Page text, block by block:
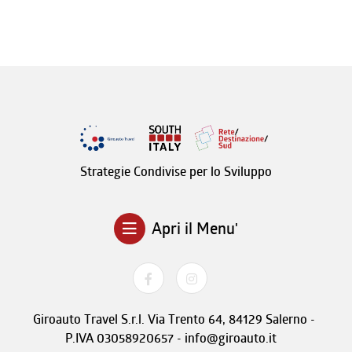
Strategie Condivise per lo Sviluppo
Apri il Menu'
Giroauto Travel S.r.l. Via Trento 64, 84129 Salerno -
P.IVA 03058920657 - info@giroauto.it